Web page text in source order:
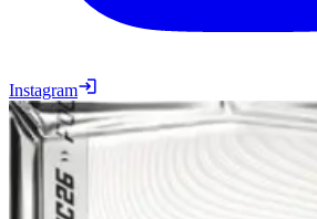
Instagram